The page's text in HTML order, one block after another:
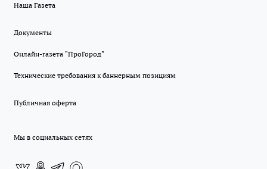
Наша Газета
Документы
Онлайн-газета "ПроГород"
Технические требования к баннерным позициям
Публичная оферта
Мы в социальных сетях